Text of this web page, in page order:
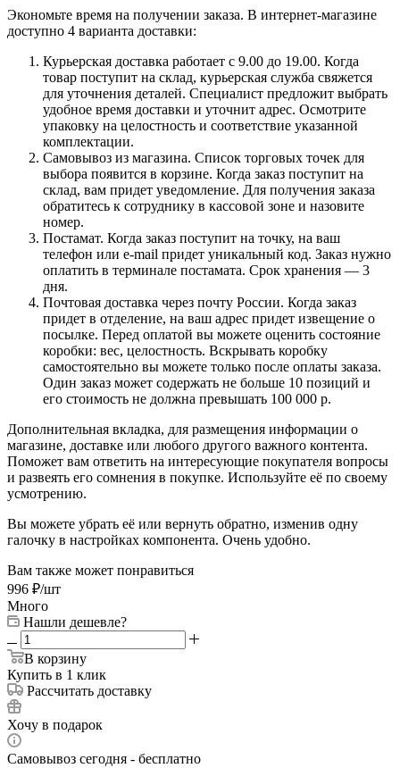
Экономьте время на получении заказа. В интернет-магазине
доступно 4 варианта доставки:
Курьерская доставка работает с 9.00 до 19.00. Когда
товар поступит на склад, курьерская служба свяжется
для уточнения деталей. Специалист предложит выбрать
удобное время доставки и уточнит адрес. Осмотрите
упаковку на целостность и соответствие указанной
комплектации.
Самовывоз из магазина. Список торговых точек для
выбора появится в корзине. Когда заказ поступит на
склад, вам придет уведомление. Для получения заказа
обратитесь к сотруднику в кассовой зоне и назовите
номер.
Постамат. Когда заказ поступит на точку, на ваш
телефон или e-mail придет уникальный код. Заказ нужно
оплатить в терминале постамата. Срок хранения — 3
дня.
Почтовая доставка через почту России. Когда заказ
придет в отделение, на ваш адрес придет извещение о
посылке. Перед оплатой вы можете оценить состояние
коробки: вес, целостность. Вскрывать коробку
самостоятельно вы можете только после оплаты заказа.
Один заказ может содержать не больше 10 позиций и
его стоимость не должна превышать 100 000 р.
Дополнительная вкладка, для размещения информации о
магазине, доставке или любого другого важного контента.
Поможет вам ответить на интересующие покупателя вопросы
и развеять его сомнения в покупке. Используйте её по своему
усмотрению.
Вы можете убрать её или вернуть обратно, изменив одну
галочку в настройках компонента. Очень удобно.
Вам также может понравиться
996 ₽/шт
Много
Нашли дешевле?
В корзину
Купить в 1 клик
Рассчитать доставку
Хочу в подарок
Самовывоз сегодня - бесплатно